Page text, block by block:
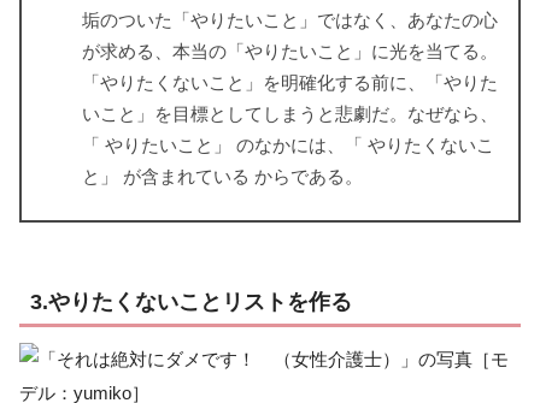
垢のついた「やりたいこと」ではなく、あなたの心
が求める、本当の「やりたいこと」に光を当てる。
「やりたくないこと」を明確化する前に、「やりた
いこと」を目標としてしまうと悲劇だ。なぜなら、
「 やりたいこと」 のなかには、「 やりたくないこ
と」 が含まれている からである。
3.やりたくないことリストを作る